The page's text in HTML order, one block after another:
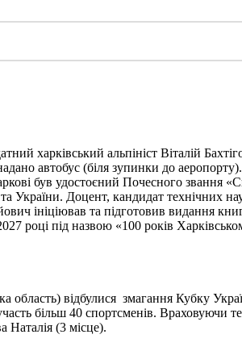
харківський альпініст Віталій
автобус (біля зупинки до
був удостоєний Почесного звання
України. Доцент, кандидат технічних
ініціював та підготовив видання
році під назвою «100 років
відбулися змагання Кубку
більш 40 спортсменів. Враховуючи
Наталія (3 місце).